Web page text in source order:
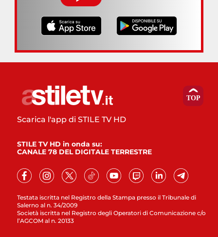
Testata iscritta nel Registro della Stampa presso il Tribunale di
Salerno al n. 34/2009
Società iscritta nel Registro degli Operatori di Comunicazione c/o
l’AGCOM al n. 20133
Scarica l'app di STILE TV HD
STILE TV HD in onda su:
CANALE 78 DEL DIGITALE TERRESTRE